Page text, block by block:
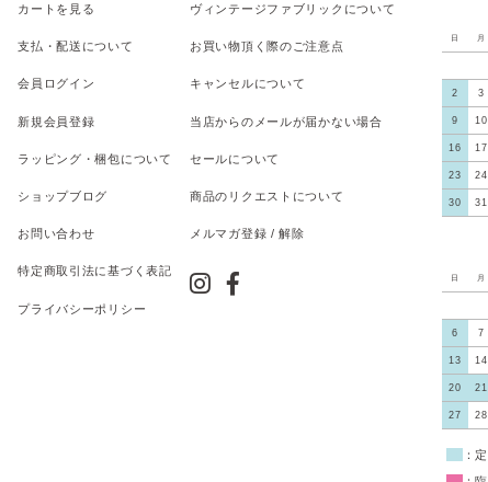
カートを見る
支払 ・配送について
会員ログイン
新規会員登録
ラッピング・梱包について
ショップブログ
お問い合わせ
特定商取引法に基づく表記
プライバシーポリシー
ヴィンテージファブリックについて
お買い物頂く際のご注意点
キャンセルについて
当店からのメールが届かない場合
セールについて
商品のリクエストについて
メルマガ登録 / 解除
日 月
2 3
9 10
16 17
23 24
30 31
日 月
6 7
13 14
20 21
27 28
：